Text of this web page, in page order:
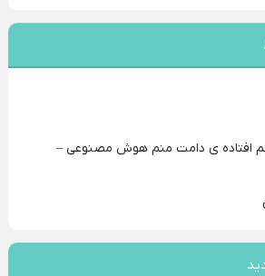
افتاده ی دامت منم هوش مصنوعی –